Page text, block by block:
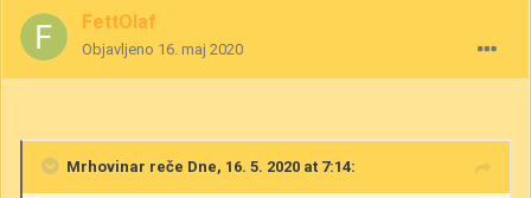
FettOlaf
Objavljeno 16. maj 2020
Mrhovinar reče Dne, 16. 5. 2020 at 7:14: